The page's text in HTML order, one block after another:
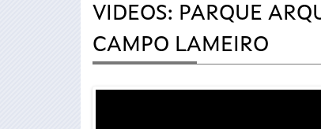
está
aquí
VIDEOS: PARQUE
CAMPO LAMEIRO